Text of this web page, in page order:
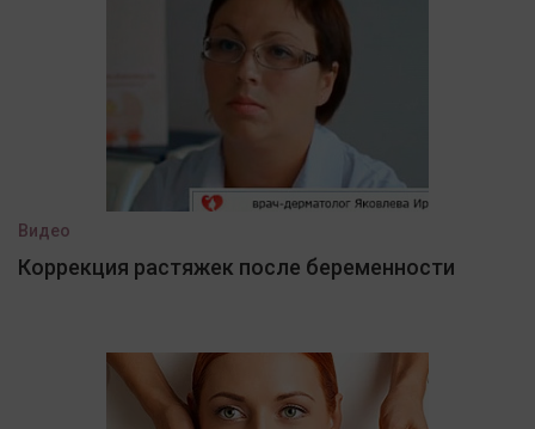
Видео
Коррекция растяжек после беременности